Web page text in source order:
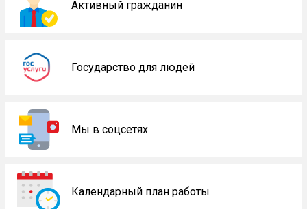
Активный гражданин
Государство для людей
Мы в соцсетях
Календарный план работы